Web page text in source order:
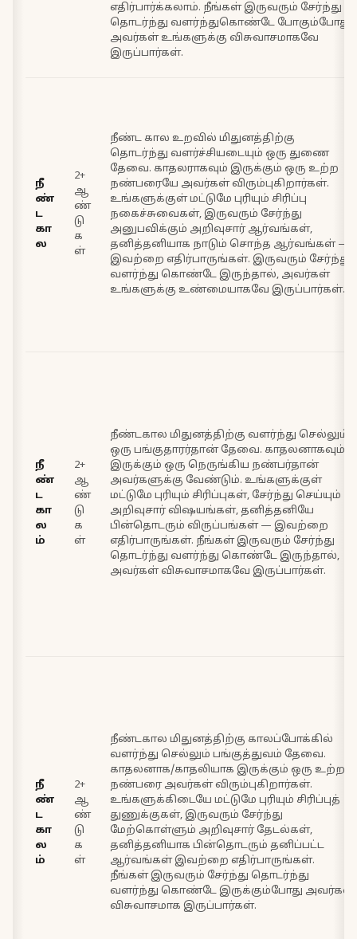
எதிர்பார்க்கலாம். நீங்கள் இருவரும் சேர்ந்து
தொடர்ந்து வளர்ந்துகொண்டே போகும்போது,
அவர்கள் உங்களுக்கு விசுவாசமாகவே
இருப்பார்கள்.
நீ
ண்
ட
கா
ல
2+
ஆ
ண்
டு
க
ள்
நீண்ட கால உறவில் மிதுனத்திற்கு
தொடர்ந்து வளர்ச்சியடையும் ஒரு துணை
தேவை. காதலராகவும் இருக்கும் ஒரு உற்ற
நண்பரையே அவர்கள் விரும்புகிறார்கள்.
உங்களுக்குள் மட்டுமே புரியும் சிரிப்பு
நகைச்சுவைகள், இருவரும் சேர்ந்து
அனுபவிக்கும் அறிவுசார் ஆர்வங்கள்,
தனித்தனியாக நாடும் சொந்த ஆர்வங்கள் —
இவற்றை எதிர்பாருங்கள். இருவரும் சேர்ந்து
வளர்ந்து கொண்டே இருந்தால், அவர்கள்
உங்களுக்கு உண்மையாகவே இருப்பார்கள்.
நீ
ண்
ட
கா
ல
ம்
2+
ஆ
ண்
டு
க
ள்
நீண்டகால மிதுனத்திற்கு வளர்ந்து செல்லும்
ஒரு பங்குதாரர்தான் தேவை. காதலனாகவும்
இருக்கும் ஒரு நெருங்கிய நண்பர்தான்
அவர்களுக்கு வேண்டும். உங்களுக்குள்
மட்டுமே புரியும் சிரிப்புகள், சேர்ந்து செய்யும்
அறிவுசார் விஷயங்கள், தனித்தனியே
பின்தொடரும் விருப்பங்கள் — இவற்றை
எதிர்பாருங்கள். நீங்கள் இருவரும் சேர்ந்து
தொடர்ந்து வளர்ந்து கொண்டே இருந்தால்,
அவர்கள் விசுவாசமாகவே இருப்பார்கள்.
நீ
ண்
ட
கா
ல
ம்
2+
ஆ
ண்
டு
க
ள்
நீண்டகால மிதுனத்திற்கு காலப்போக்கில்
வளர்ந்து செல்லும் பங்குத்துவம் தேவை.
காதலனாக/காதலியாக இருக்கும் ஒரு உற்ற
நண்பரை அவர்கள் விரும்புகிறார்கள்.
உங்களுக்கிடையே மட்டுமே புரியும் சிரிப்புத்
துணுக்குகள், இருவரும் சேர்ந்து
மேற்கொள்ளும் அறிவுசார் தேடல்கள்,
தனித்தனியாக பின்தொடரும் தனிப்பட்ட
ஆர்வங்கள் இவற்றை எதிர்பாருங்கள்.
நீங்கள் இருவரும் சேர்ந்து தொடர்ந்து
வளர்ந்து கொண்டே இருக்கும்போது அவர்கள்
விசுவாசமாக இருப்பார்கள்.